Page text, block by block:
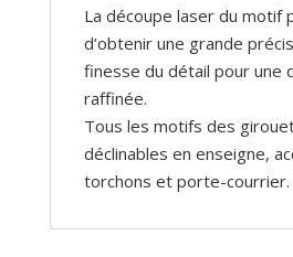
La découpe laser du motif
d’obtenir une grande
finesse du détail pour une
raffinée.
Tous les motifs des
déclinables en enseigne,
torchons et porte-